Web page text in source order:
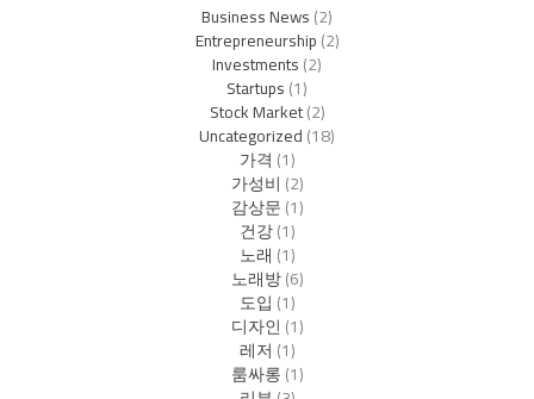
Business News(2)
Entrepreneurship(2)
Investments(2)
Startups(1)
Stock Market(2)
Uncategorized(18)
가격 (1)
가성비 (2)
감상문(1)
건강(1)
노래 (1)
노래방(6)
도입 (1)
디자인(1)
레저 (1)
룸싸롱(1)